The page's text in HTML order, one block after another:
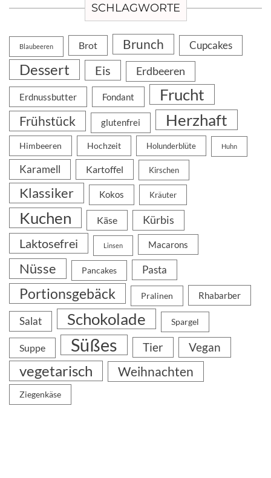
SCHLAGWORTE
Blaubeeren Brot Brunch Cupcakes
Dessert Eis Erdbeeren
Erdnussbutter Fondant Frucht
Frühstück glutenfrei Herzhaft
Himbeeren Hochzeit Holunderblüte Huhn
Karamell Kartoffel Kirschen
Klassiker Kokos Kräuter
Kuchen Käse Kürbis
Laktosefrei Linsen Macarons
Nüsse Pancakes Pasta
Portionsgebäck Pralinen Rhabarber
Salat Schokolade Spargel
Suppe Süßes Tier Vegan
vegetarisch Weihnachten
Ziegenkäse